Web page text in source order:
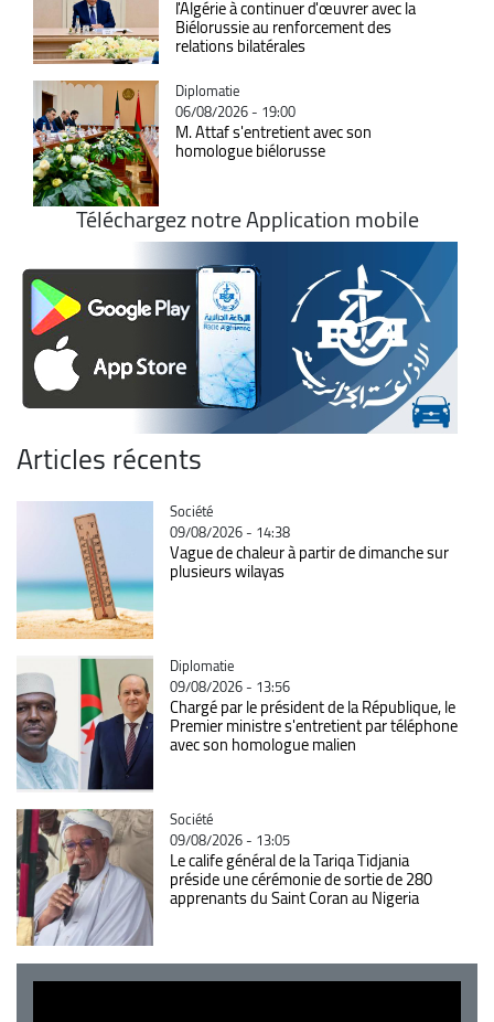
l'Algérie à continuer d'œuvrer avec la
Biélorussie au renforcement des
relations bilatérales
Catégorie
Diplomatie
06/08/2026 - 19:00
M. Attaf s'entretient avec son
homologue biélorusse
Téléchargez notre Application mobile
Articles récents
Catégorie
Société
09/08/2026 - 14:38
Vague de chaleur à partir de dimanche sur
plusieurs wilayas
Catégorie
Diplomatie
09/08/2026 - 13:56
Chargé par le président de la République, le
Premier ministre s'entretient par téléphone
avec son homologue malien
Catégorie
Société
09/08/2026 - 13:05
Le calife général de la Tariqa Tidjania
préside une cérémonie de sortie de 280
apprenants du Saint Coran au Nigeria